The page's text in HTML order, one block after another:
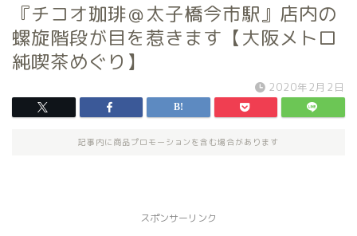
『チコオ珈琲＠太子橋今市駅』店内の
螺旋階段が目を惹きます【大阪メトロ
純喫茶めぐり】
2020年2月2日
記事内に商品プロモーションを含む場合があります
スポンサーリンク